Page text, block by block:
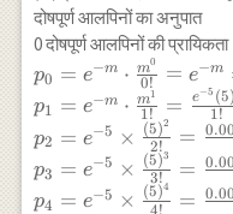
\therefore
m=n
p=0.05
\times
100=5
दोषपूर्ण आलपिनों का अनुपात
0 दोषपूर्ण आलपिनों की प्रायिकता
p_0=e^{-m} \cdot
m}=e^{-5}=0.0067
\frac{m^1}{1!}
{1!}=0.0067 \times
p_2=e^{-5} \times
{2!}=\frac{0.0067
p0 = e−m ⋅ 0!
m0 = e−m
p1 = e−m ⋅ 1!
m1 = 1!
e−5 (5)
p2 = e−5 × 2!
(5)2
=
p3 = e−5 × 3!
(5)3
=
p4 = e−5 × 4!
(5)4
=